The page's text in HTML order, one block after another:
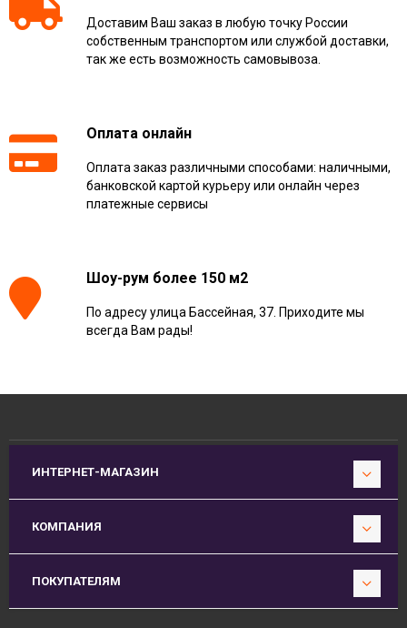
Доставим Ваш заказ в любую точку России
собственным транспортом или службой доставки,
так же есть возможность самовывоза.
Оплата онлайн
Оплата заказ различными способами: наличными,
банковской картой курьеру или онлайн через
платежные сервисы
Шоу-рум более 150 м2
По адресу улица Бассейная, 37. Приходите мы
всегда Вам рады!
ИНТЕРНЕТ-МАГАЗИН
КОМПАНИЯ
ПОКУПАТЕЛЯМ